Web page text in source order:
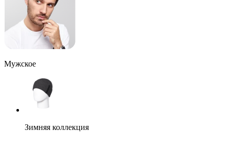
Мужское
Зимняя коллекция